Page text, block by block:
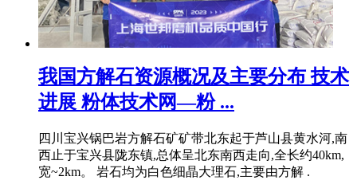
我国方解石资源概况及主要分布 技术
进展 粉体技术网—粉 ...
四川宝兴锅巴岩方解石矿矿带北东起于芦山县黄水河,南
西止于宝兴县陇东镇,总体呈北东南西走向,全长约40km,
宽~2km。 岩石均为白色细晶大理石,主要由方解 .